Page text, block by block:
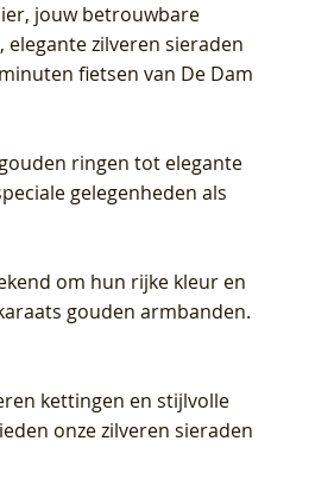
Collier LG3014Y
(14k) met Lab grown
Ring LG1029Y -
met Lab grown
Oorknoppen
Geelgoud (14k) met Lab
jouw betrouwbare
zilveren sieraden
fietsen van De Dam
ringen tot elegante
gelegenheden als
om hun rijke kleur en
gouden armbanden.
kettingen en stijlvolle
onze zilveren sieraden